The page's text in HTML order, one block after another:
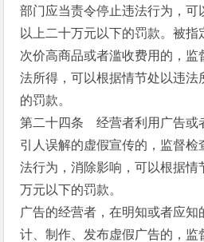
部门应当责令停止违法行为，可
以上二十万元以下的罚款。被
次价高商品或者滥收费用的，监
法所得，可以根据情节处以违法
的罚款。
第二十四条 经营者利用广告或
引人误解的虚假宣传的，监督检
法行为，消除影响，可以根据情
万元以下的罚款。
广告的经营者，在明知或者应知
计、制作、发布虚假广告的，监